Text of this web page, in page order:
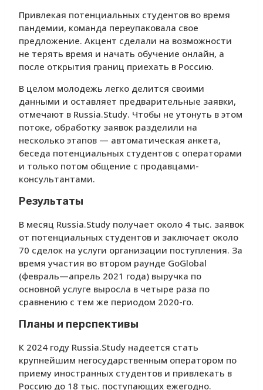
Привлекая потенциальных студентов во время
пандемии, команда переупаковала свое
предложение. Акцент сделали на возможности
не терять время и начать обучение онлайн, а
после открытия границ приехать в Россию.
В целом молодежь легко делится своими
данными и оставляет предварительные заявки,
отмечают в Russia.Study. Чтобы не утонуть в этом
потоке, обработку заявок разделили на
несколько этапов — автоматическая анкета,
беседа потенциальных студентов с операторами
и только потом общение с продавцами-
консультантами.
Результаты
В месяц Russia.Study получает около 4 тыс. заявок
от потенциальных студентов и заключает около
70 сделок на услуги организации поступления. За
время участия во втором раунде GoGlobal
(февраль—апрель 2021 года) выручка по
основной услуге выросла в четыре раза по
сравнению с тем же периодом 2020-го.
Планы и перспективы
К 2024 году Russia.Study надеется стать
крупнейшим негосударственным оператором по
приему иностранных студентов и привлекать в
Россию до 18 тыс. поступающих ежегодно.